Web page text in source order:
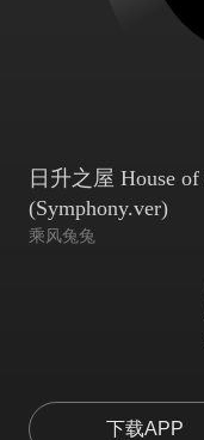
日升之屋 House of
(Symphony.ver)
乘风兔兔
下载APP